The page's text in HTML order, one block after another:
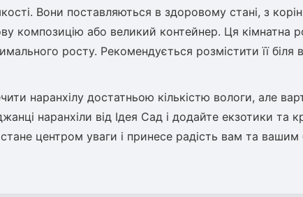
Вони поставляються в здоровому стані, з
композицію або великий контейнер. Ця кімнатна
росту. Рекомендується розмістити її біля
наранхілу достатньою кількістю вологи, але
наранхіли від Ідея Сад і додайте екзотики та
центром уваги і принесе радість вам та